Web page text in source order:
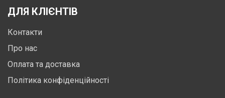
ДЛЯ КЛІЄНТІВ
Контакти
Про нас
Оплата та доставка
Політика конфіденційності